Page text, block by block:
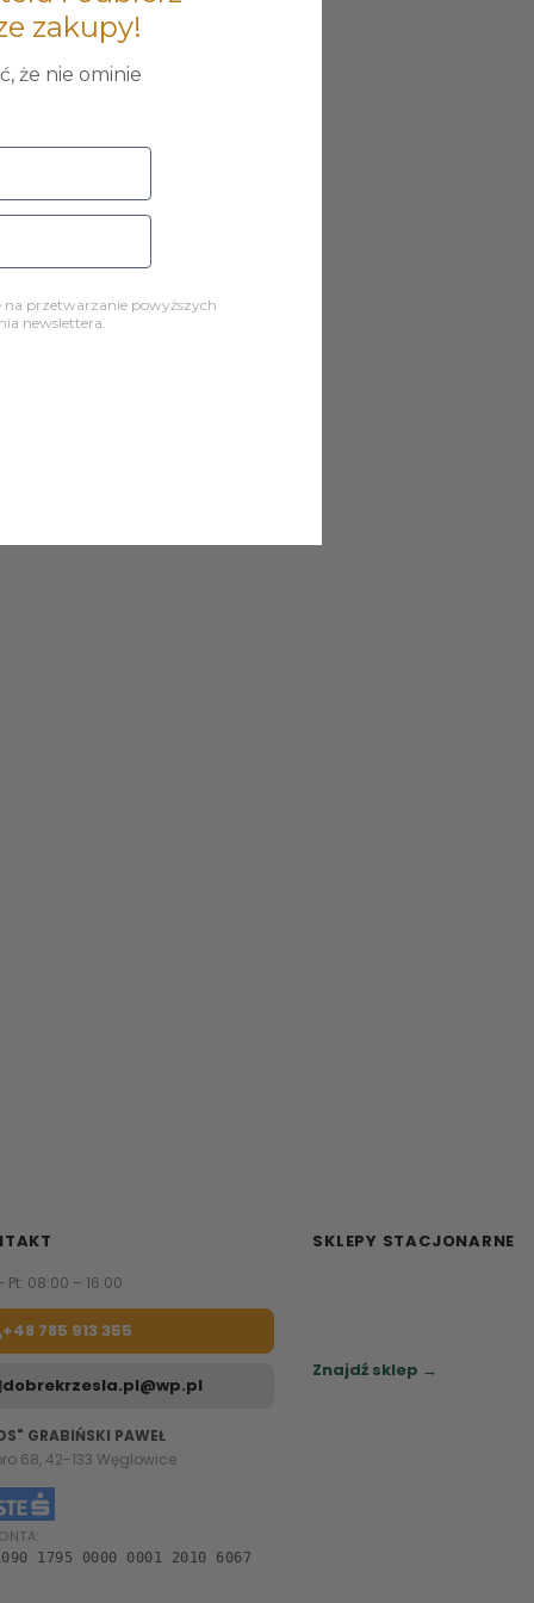
Pt: 08:00 – 16:00
+48 785 913 355
dobrekrzesla.pl@wp.pl
GRABIŃSKI PAWEŁ
68, 42-133 Węglowice
1795 0000 0001 2010 6067
SKLEPY STACJONARNE
Znajdź sklep →
zakupy!
że nie ominie
przetwarzanie powyższych
newslettera.